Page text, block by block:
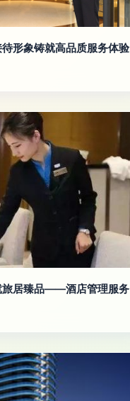
形象铸就高品质服务体验
旅居臻品——酒店管理服务